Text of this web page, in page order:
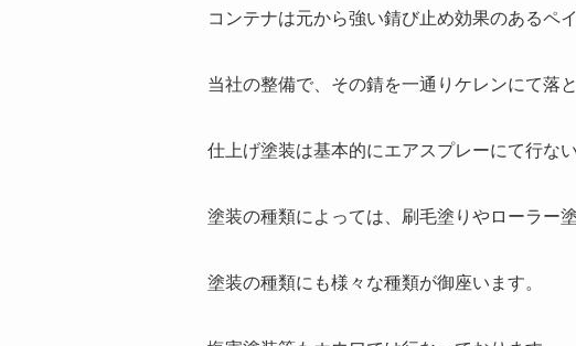
コンテナは元から強い錆び止め効果のあるペ
当社の整備で、その錆を一通りケレンにて落
仕上げ塗装は基本的にエアスプレーにて行ない
塗装の種類によっては、刷毛塗りやローラー
塗装の種類にも様々な種類が御座います。